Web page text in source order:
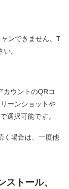
ンできません。T
。
カウントのQRコ
ーンショットや
選択可能です。
く場合は、一度他
トール、